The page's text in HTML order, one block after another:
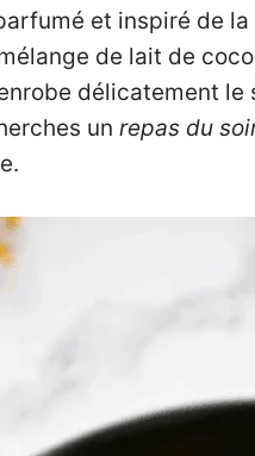
et inspiré de
de lait de
délicatement
un repas du